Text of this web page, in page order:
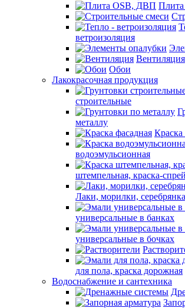
ветроизоляция
Вентиляция
Обои
Лакокрасочная продукция
строительные
металлу
Краска
водоэмульсионная
штемпельная, краска-спрей
Лаки, морилки,
универсальные в банках
универсальные в бочках
для пола, краска дорожная
Водоснабжение и сантехника